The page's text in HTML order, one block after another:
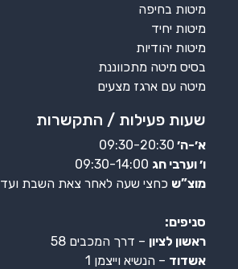
מיטות בחיפה
מיטות יחיד
מיטות יהודיות
בסיס מיטה מתכווננת
מיטה עם ארגז מצעים
שעות פעילות / התקשרות
א׳-ה׳ 09:30-20:30
ו׳ וערבי חג
מוצ”ש כחצי שעה לאחר צאת השבת ועד 22:30
סניפים:
ראשון לציון – דרך המכבים 58
אשדוד – הנשיא וייצמן 1